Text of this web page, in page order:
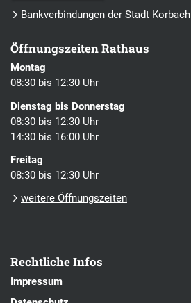
Bankverbindungen der Stadt Korbach
Öffnungszeiten Rathaus
Montag
08:30 bis 12:30 Uhr
Dienstag bis Donnerstag
08:30 bis 12:30 Uhr
14:30 bis 16:00 Uhr
Freitag
08:30 bis 12:30 Uhr
weitere Öffnungszeiten
Rechtliche Infos
Impressum